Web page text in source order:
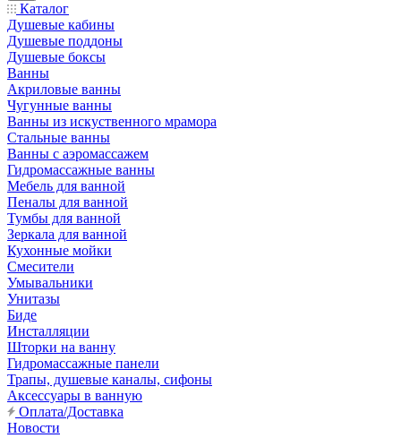
Каталог
Душевые кабины
Душевые поддоны
Душевые боксы
Ванны
Акриловые ванны
Чугунные ванны
Ванны из искуственного мрамора
Стальные ванны
Ванны с аэромассажем
Гидромассажные ванны
Мебель для ванной
Пеналы для ванной
Тумбы для ванной
Зеркала для ванной
Кухонные мойки
Смесители
Умывальники
Унитазы
Биде
Инсталляции
Шторки на ванну
Гидромассажные панели
Трапы, душевые каналы, сифоны
Аксессуары в ванную
Оплата/Доставка
Новости